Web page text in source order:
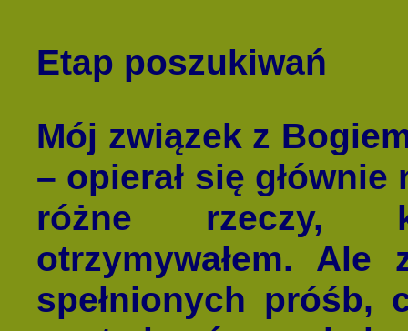
Etap poszukiwań
Mój związek z
– opierał się
różne rzeczy,
otrzymywałem.
spełnionych próśb,